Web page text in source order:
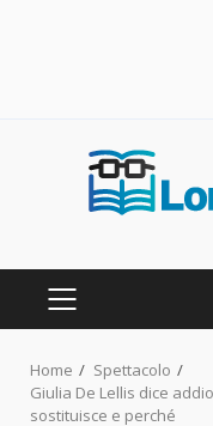
PRIMARY
Home
Spettacolo
Giulia De Lellis dice
sostituisce e perché